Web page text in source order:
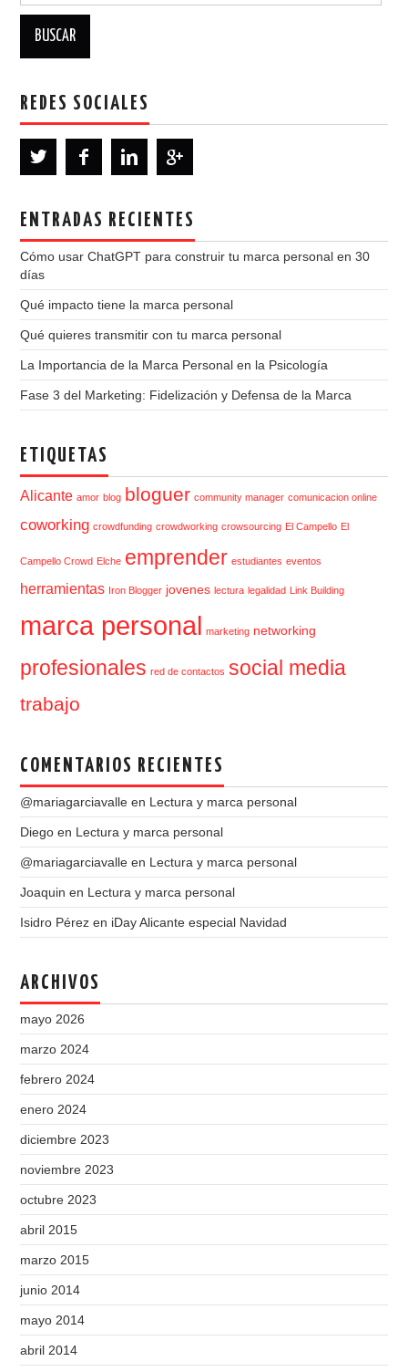
REDES SOCIALES
ENTRADAS RECIENTES
Cómo usar ChatGPT para construir tu marca personal en 30
días
Qué impacto tiene la marca personal
Qué quieres transmitir con tu marca personal
La Importancia de la Marca Personal en la Psicología
Fase 3 del Marketing: Fidelización y Defensa de la Marca
ETIQUETAS
Alicante amor blog bloguer community manager comunicacion online
coworking crowdfunding crowdworking crowsourcing El Campello El
Campello Crowd Elche emprender estudiantes eventos
herramientas Iron Blogger jovenes lectura legalidad Link Building
marca personal marketing networking
profesionales red de contactos social media
trabajo
COMENTARIOS RECIENTES
@mariagarciavalle en Lectura y marca personal
Diego en Lectura y marca personal
@mariagarciavalle en Lectura y marca personal
Joaquin en Lectura y marca personal
Isidro Pérez en iDay Alicante especial Navidad
ARCHIVOS
mayo 2026
marzo 2024
febrero 2024
enero 2024
diciembre 2023
noviembre 2023
octubre 2023
abril 2015
marzo 2015
junio 2014
mayo 2014
abril 2014